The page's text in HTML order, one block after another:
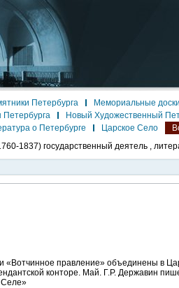
Петербурга Мемориальные доски
Новый Художественный
о Петербурге Царское Село
1837) государственный деятель ,
«Вотчинное правление» объединены в
конторе. Май. Г.Р. Державин
Селе»